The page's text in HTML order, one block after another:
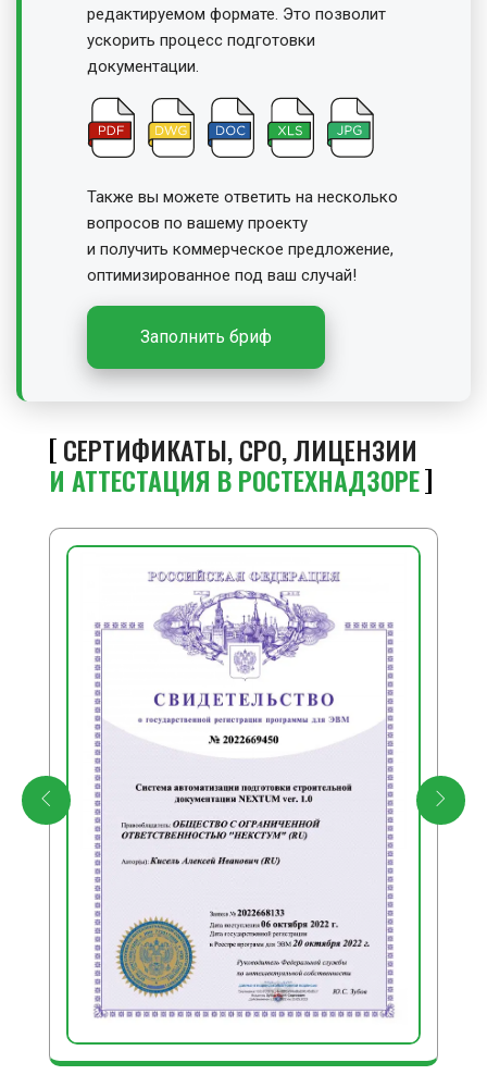
редактируемом формате. Это позволит
ускорить процесс подготовки
документации.
Также вы можете ответить на несколько
вопросов по вашему проекту
и получить коммерческое предложение,
оптимизированное под ваш случай!
Заполнить бриф
СЕРТИФИКАТЫ, СРО, ЛИЦЕНЗИИ
И АТТЕСТАЦИЯ В РОСТЕХНАДЗОРЕ